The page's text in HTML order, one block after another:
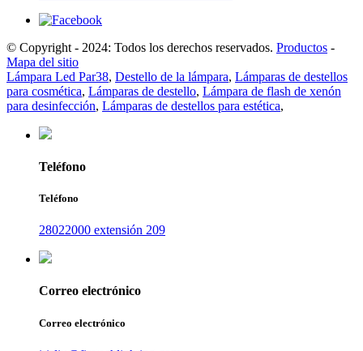
© Copyright - 2024: Todos los derechos reservados. Productos -
Mapa del sitio
Lámpara Led Par38, Destello de la lámpara, Lámparas de destellos
para cosmética, Lámparas de destello, Lámpara de flash de xenón
para desinfección, Lámparas de destellos para estética,
Teléfono
Teléfono
28022000 extensión 209
Correo electrónico
Correo electrónico